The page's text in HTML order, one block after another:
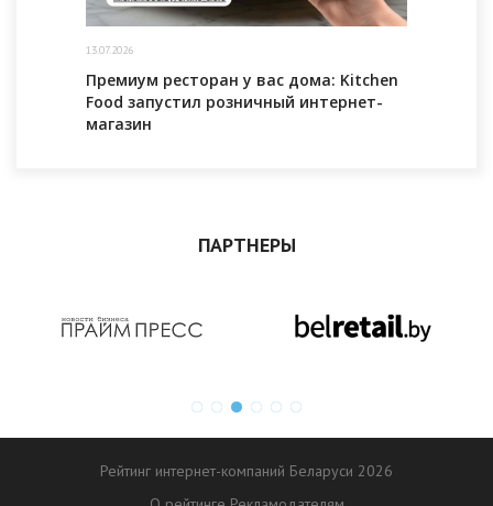
13.07.2026
Премиум ресторан у вас дома: Kitchen
Food запустил розничный интернет-
магазин
ПАРТНЕРЫ
Рейтинг интернет-компаний Беларуси 2026